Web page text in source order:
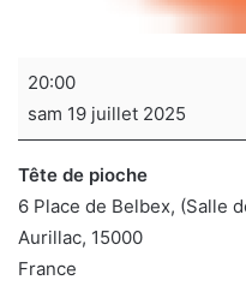
Soirée
de
sociétés
20:00
sam 19 juillet 2025
Tête de pioche
6 Place de Belbex (Salle
Aurillac, 15000
France